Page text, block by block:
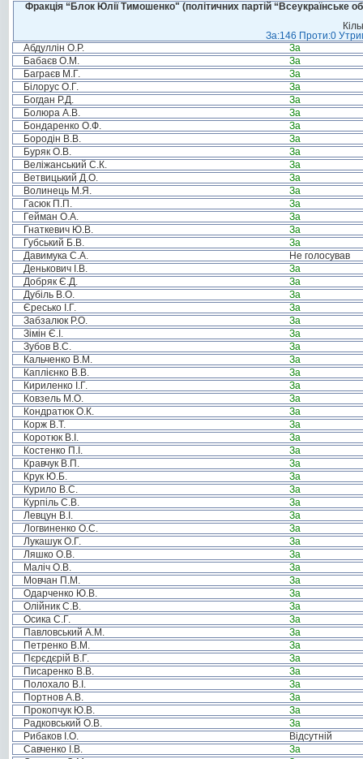
Фракція “Блок Юлії Тимошенко" (політичних партій “Всеукраїнське
За:146 Проти:0
Абдуллін О.Р.
За
Бабаєв О.М.
За
Баграєв М.Г.
За
Білорус О.Г.
За
Богдан Р.Д.
За
Болюра А.В.
За
Бондаренко О.Ф.
За
Бородін В.В.
За
Буряк О.В.
За
Веліжанський С.К.
За
Ветвицький Д.О.
За
Волинець М.Я.
За
Гасюк П.П.
За
Гейман О.А.
За
Гнаткевич Ю.В.
За
Губський Б.В.
За
Давимука С.А.
Не голосував
Денькович І.В.
За
Добряк Є.Д.
За
Дубіль В.О.
За
Єресько І.Г.
За
Забзалюк Р.О.
За
Зімін Є.І.
За
Зубов В.С.
За
Кальченко В.М.
За
Каплієнко В.В.
За
Кириленко І.Г.
За
Ковзель М.О.
За
Кондратюк О.К.
За
Корж В.Т.
За
Коротюк В.І.
За
Костенко П.І.
За
Кравчук В.П.
За
Крук Ю.Б.
За
Курило В.С.
За
Курпіль С.В.
За
Левцун В.І.
За
Логвиненко О.С.
За
Лукашук О.Г.
За
Ляшко О.В.
За
Маліч О.В.
За
Мовчан П.М.
За
Одарченко Ю.В.
За
Олійник С.В.
За
Осика С.Г.
За
Павловський А.М.
За
Петренко В.М.
За
Пєрєдєрій В.Г.
За
Писаренко В.В.
За
Полохало В.І.
За
Портнов А.В.
За
Прокопчук Ю.В.
За
Радковський О.В.
За
Рибаков І.О.
Відсутній
Савченко І.В.
За